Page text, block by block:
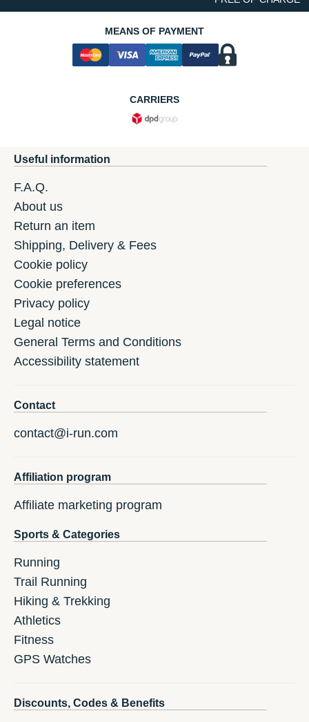
MEANS OF PAYMENT
CARRIERS
Useful information
F.A.Q.
About us
Return an item
Shipping, Delivery & Fees
Cookie policy
Cookie preferences
Privacy policy
Legal notice
General Terms and Conditions
Accessibility statement
Contact
contact@i-run.com
Affiliation program
Affiliate marketing program
Sports & Categories
Running
Trail Running
Hiking & Trekking
Athletics
Fitness
GPS Watches
Discounts, Codes & Benefits